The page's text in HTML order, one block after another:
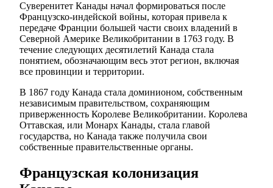
Суверенитет Канады начал формироваться после
Французско-индейской войны, которая привела к
передаче Франции большей части своих владений в
Северной Америке Великобритании в 1763 году. В
течение следующих десятилетий Канада стала
понятием, обозначающим весь этот регион, включая
все провинции и территории.
В 1867 году Канада стала доминионом, собственным
независимым правительством, сохраняющим
приверженность Королеве Великобритании. Королева
Оттавская, или Монарх Канады, стала главой
государства, но Канада также получила свои
собственные правительственные органы.
Французская колонизация